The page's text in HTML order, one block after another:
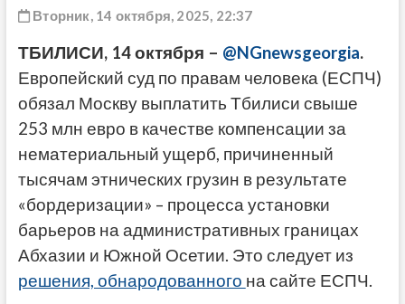
Вторник, 14 октября, 2025, 22:37
ТБИЛИСИ, 14 октября – @NGnewsgeorgia.
Европейский суд по правам человека (ЕСПЧ)
обязал Москву выплатить Тбилиси свыше
253 млн евро в качестве компенсации за
нематериальный ущерб, причиненный
тысячам этнических грузин в результате
«бордеризации» – процесса установки
барьеров на административных границах
Абхазии и Южной Осетии. Это следует из
решения, обнародованного на сайте ЕСПЧ.